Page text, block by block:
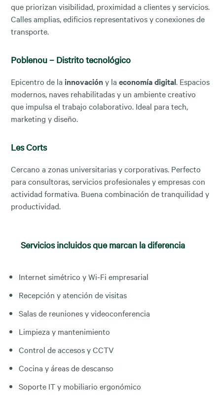
que priorizan visibilidad, proximidad a clientes y servicios.
Calles amplias, edificios representativos y conexiones de
transporte.
Poblenou – Distrito tecnológico
Epicentro de la innovacióny la economía digital. Espacios
modernos, naves rehabilitadas y un ambiente creativo
que impulsa el trabajo colaborativo. Ideal para tech,
marketing y diseño.
Les Corts
Cercano a zonas universitarias y corporativas. Perfecto
para consultoras, servicios profesionales y empresas con
actividad formativa. Buena combinación de tranquilidad y
productividad.
Servicios incluidos que marcan la diferencia
Internet simétrico y Wi-Fi empresarial
Recepción y atención de visitas
Salas de reuniones y videoconferencia
Limpieza y mantenimiento
Control de accesos y CCTV
Cocina y áreas de descanso
Soporte IT y mobiliario ergonómico